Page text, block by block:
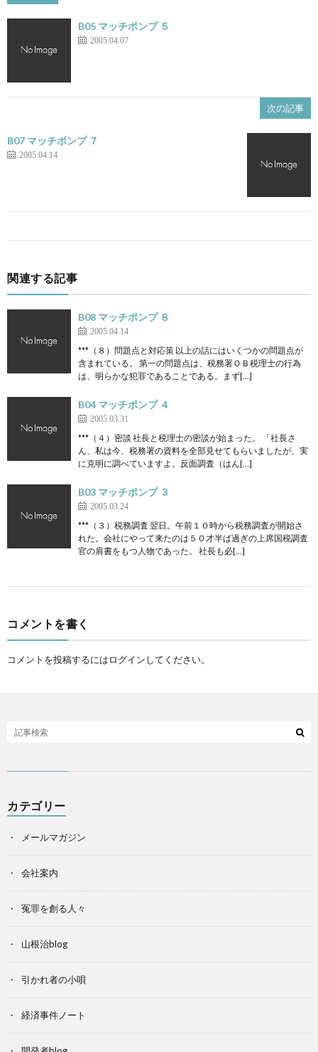
B05 マッチポンプ ５
2005.04.07
次の記事
B07 マッチポンプ ７
2005.04.14
関連する記事
B08 マッチポンプ ８
2005.04.14
***（８）問題点と対応策 以上の話にはいくつかの問題点が
含まれている。 第一の問題点は、税務署ＯＢ税理士の行為
は、明らかな犯罪であることである。まず[…]
B04 マッチポンプ ４
2005.03.31
***（４）密談 社長と税理士の密談が始まった。 「社長さ
ん、私は今、税務署の資料を全部見せてもらいましたが、実
に克明に調べていますよ。反面調査（はん[…]
B03 マッチポンプ ３
2005.03.24
***（３）税務調査 翌日。午前１０時から税務調査が開始さ
れた。会社にやって来たのは５０才半ば過ぎの上席国税調査
官の肩書をもつ人物であった。 社長も必[…]
コメントを書く
コメントを投稿するにはログインしてください。
カテゴリー
メールマガジン
会社案内
冤罪を創る人々
山根治blog
引かれ者の小唄
経済事件ノート